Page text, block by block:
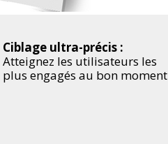
Ciblage ultra-précis :
Atteignez les utilisateurs les
plus engagés au bon moment